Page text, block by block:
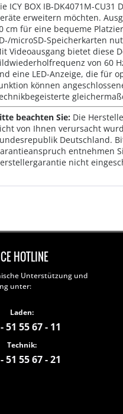
ICY BOX IB-DK4071M-
erweitern möchten.
cm für eine bequeme
microSD-Speicherkarten
Videoausgang bietet diese
von 60
eine LED-Anzeige, die für
können
beachten Sie: Die
von Ihnen verursacht
Deutschland.
entnehmen
nicht
HOTLINE
Unterstützung und
unter:
Laden:
51 55 67 - 11
Technik:
51 55 67 - 21